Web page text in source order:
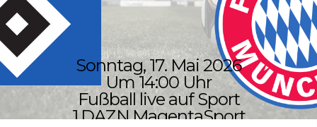
Sonntag, 17. Mai 2026
Um 14:00 Uhr
Fußball live auf Sport
1,DAZN,MagentaSport